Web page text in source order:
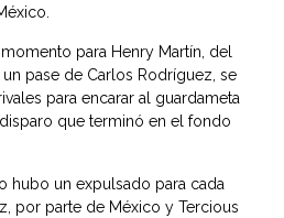
para Henry Martín, del
pase de Carlos Rodríguez, se
para encarar al guardameta
que terminó en el fondo
hubo un expulsado para cada
por parte de México y Tercious